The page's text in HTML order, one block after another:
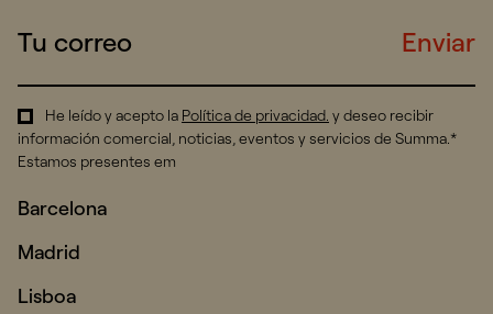
Enviar
He leído y acepto la Política de privacidad. y deseo recibir
información comercial, noticias, eventos y servicios de Summa.*
Estamos presentes em
Barcelona
Madrid
Lisboa